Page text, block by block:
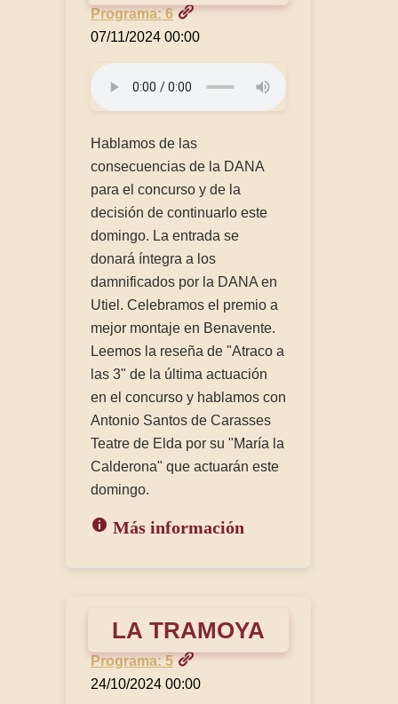
Programa: 6
07/11/2024 00:00
Hablamos de las
consecuencias de la DANA
para el concurso y de la
decisión de continuarlo este
domingo. La entrada se
donará íntegra a los
damnificados por la DANA en
Utiel. Celebramos el premio a
mejor montaje en Benavente.
Leemos la reseña de "Atraco a
las 3" de la última actuación
en el concurso y hablamos con
Antonio Santos de Carasses
Teatre de Elda por su "María la
Calderona" que actuarán este
domingo.
Más información
LA TRAMOYA
Programa: 5
24/10/2024 00:00